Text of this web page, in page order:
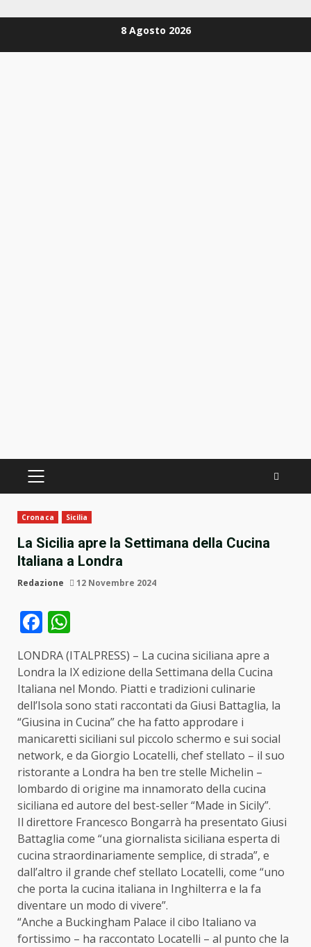
8 Agosto 2026
PRIMÄRES
Cronaca Sicilia
La Sicilia apre la Settimana della Cucina
Italiana a Londra
Redazione 12 Novembre 2024
Facebook
LONDRA (ITALPRESS) – La cucina siciliana apre a
Londra la IX edizione della Settimana della Cucina
Italiana nel Mondo. Piatti e tradizioni culinarie
dell’Isola sono stati raccontati da Giusi Battaglia, la
“Giusina in Cucina” che ha fatto approdare i
manicaretti siciliani sul piccolo schermo e sui social
network, e da Giorgio Locatelli, chef stellato – il suo
ristorante a Londra ha ben tre stelle Michelin –
lombardo di origine ma innamorato della cucina
siciliana ed autore del best-seller “Made in Sicily”.
Il direttore Francesco Bongarrà ha presentato Giusi
Battaglia come “una giornalista siciliana esperta di
cucina straordinariamente semplice, di strada”, e
dall’altro il grande chef stellato Locatelli, come “uno
che porta la cucina italiana in Inghilterra e la fa
diventare un modo di vivere”.
“Anche a Buckingham Palace il cibo Italiano va
fortissimo – ha raccontato Locatelli – al punto che la